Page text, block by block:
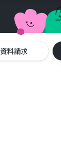
資料請求